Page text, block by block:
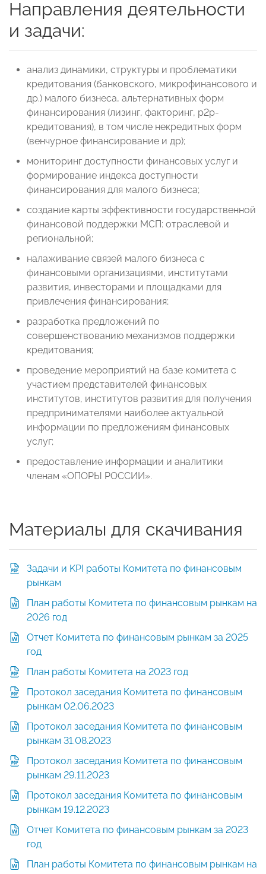
Направления деятельности
и задачи:
анализ динамики, структуры и проблематики
кредитования (банковского, микрофинансового и
др.) малого бизнеса, альтернативных форм
финансирования (лизинг, факторинг, р2р-
кредитования), в том числе некредитных форм
(венчурное финансирование и др);
мониторинг доступности финансовых услуг и
формирование индекса доступности
финансирования для малого бизнеса;
создание карты эффективности государственной
финансовой поддержки МСП: отраслевой и
региональной;
налаживание связей малого бизнеса с
финансовыми организациями, институтами
развития, инвесторами и площадками для
привлечения финансирования;
разработка предложений по
совершенствованию механизмов поддержки
кредитования;
проведение мероприятий на базе комитета с
участием представителей финансовых
институтов, институтов развития для получения
предпринимателями наиболее актуальной
информации по предложениям финансовых
услуг;
предоставление информации и аналитики
членам «ОПОРЫ РОССИИ».
Материалы для скачивания
Задачи и KPI работы Комитета по финансовым
рынкам
План работы Комитета по финансовым рынкам на
2026 год
Отчет Комитета по финансовым рынкам за 2025
год
План работы Комитета на 2023 год
Протокол заседания Комитета по финансовым
рынкам 02.06.2023
Протокол заседания Комитета по финансовым
рынкам 31.08.2023
Протокол заседания Комитета по финансовым
рынкам 29.11.2023
Протокол заседания Комитета по финансовым
рынкам 19.12.2023
Отчет Комитета по финансовым рынкам за 2023
год
План работы Комитета по финансовым рынкам на